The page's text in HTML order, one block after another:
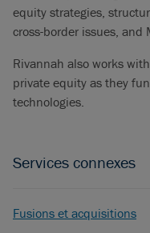
equity strategies,
cross-border issues, and
Rivannah also works
private equity as they
technologies.
Services connexes
Fusions et acquisitions